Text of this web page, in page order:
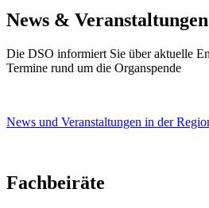
News &
Die DSO informiert Sie üb​er aktuelle
Termine rund um die Organspende​​​
News und Veranstaltungen in der
​Fachbeiräte